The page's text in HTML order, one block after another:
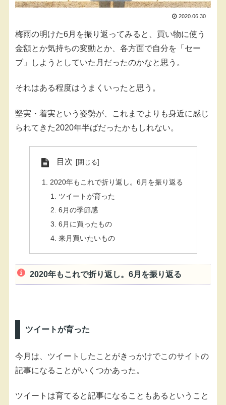
2020.06.30
梅雨の明けた6月を振り返ってみると、買い物に使う
金額とか気持ちの変動とか、各方面で自分を「セー
ブ」しようとしていた月だったのかなと思う。
それはある程度はうまくいったと思う。
堅実・着実という姿勢が、これまでよりも身近に感じ
られてきた2020年半ばだったかもしれない。
目次
2020年もこれで折り返し。6月を振り返る
ツイートが育った
6月の季節感
6月に買ったもの
来月買いたいもの
2020年もこれで折り返し。6月を振り返る
ツイートが育った
今月は、ツイートしたことがきっかけでこのサイトの
記事になることがいくつかあった。
ツイートは育てると記事になることもあるということ